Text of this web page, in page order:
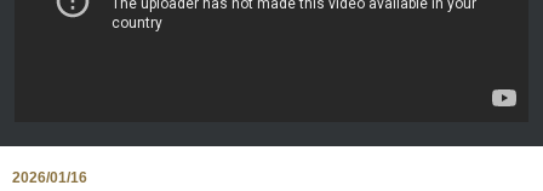
UEFAカンファレンスリーグ
生中継／
2026/01/16